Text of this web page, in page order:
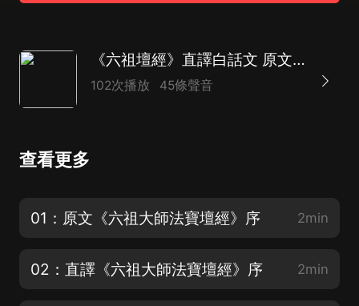
《六祖壇經》直譯白話文 原文字幕 大藏經 諸宗部
102次播放 45條聲音
查看更多
01：原文《六祖大師法寶壇經》序 2min
02：直譯《六祖大師法寶壇經》序 2min